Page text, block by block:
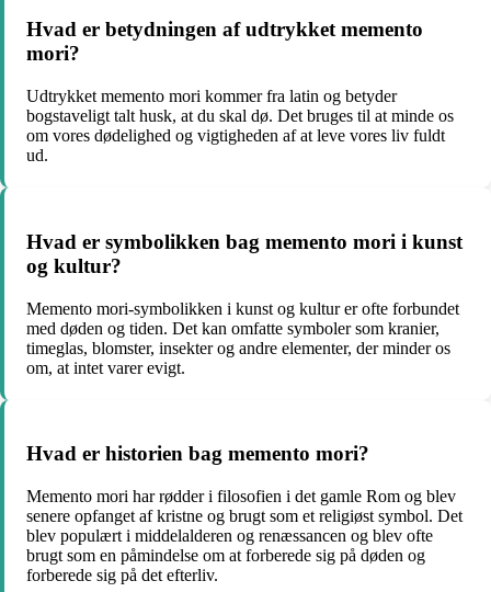
Hvad er betydningen af udtrykket memento
mori?
Udtrykket memento mori kommer fra latin og betyder
bogstaveligt talt husk, at du skal dø. Det bruges til at minde os
om vores dødelighed og vigtigheden af at leve vores liv fuldt
ud.
Hvad er symbolikken bag memento mori i kunst
og kultur?
Memento mori-symbolikken i kunst og kultur er ofte forbundet
med døden og tiden. Det kan omfatte symboler som kranier,
timeglas, blomster, insekter og andre elementer, der minder os
om, at intet varer evigt.
Hvad er historien bag memento mori?
Memento mori har rødder i filosofien i det gamle Rom og blev
senere opfanget af kristne og brugt som et religiøst symbol. Det
blev populært i middelalderen og renæssancen og blev ofte
brugt som en påmindelse om at forberede sig på døden og
forberede sig på det efterliv.